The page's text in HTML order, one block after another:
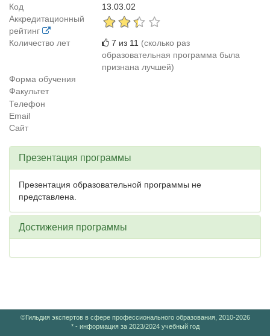
Код
13.03.02
Аккредитационный
рейтинг
Количество лет
7 из 11 (сколько раз
образовательная программа была
признана лучшей)
Форма обучения
Факультет
Телефон
Email
Сайт
Презентация программы
Презентация образовательной программы не
представлена.
Достижения программы
©Гильдия экспертов в сфере профессионального образования, 2010-2026
* - информация за 2023/2024 учебный год